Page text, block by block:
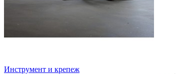
Инструмент и крепеж